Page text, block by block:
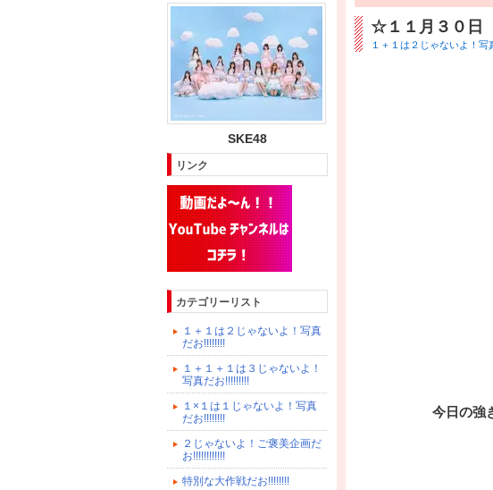
SKE48
リンク
カテゴリーリスト
１＋１は２じゃないよ！写真
だお!!!!!!!!
１＋１＋１は３じゃないよ！
写真だお!!!!!!!!!
１×１は１じゃないよ！写真
だお!!!!!!!!
２じゃないよ！ご褒美企画だ
お!!!!!!!!!!!!
特別な大作戦だお!!!!!!!!
☆１１月３０日
１＋１は２じゃないよ！写
今日の強